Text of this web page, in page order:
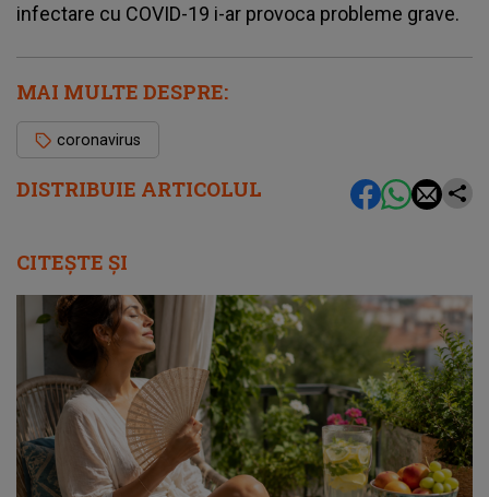
DISTRIBUIE ARTICOLUL
infectare cu COVID-19 i-ar provoca probleme grave.
MAI MULTE DESPRE:
coronavirus
CITEȘTE ȘI